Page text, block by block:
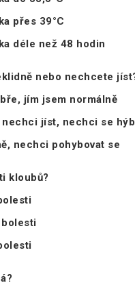
přes 39°C
déle než 48 hodin
nebo nechcete
jím jsem normálně
nechci jíst, nechci se
nechci pohybovat se
kloubů?